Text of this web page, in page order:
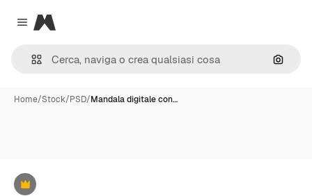
Close menu
Magnific
Cerca
Home/Stock/PSD/Mandala digitale con…
Premium